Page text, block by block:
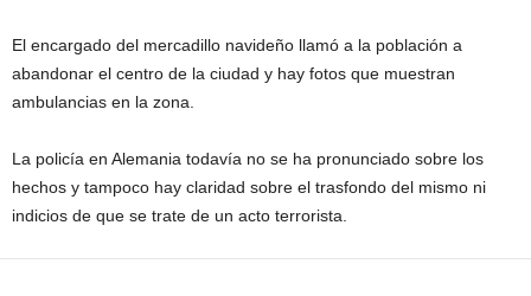
El encargado del mercadillo navideño llamó a la población a
abandonar el centro de la ciudad y hay fotos que muestran
ambulancias en la zona.
La policía en Alemania todavía no se ha pronunciado sobre los
hechos y tampoco hay claridad sobre el trasfondo del mismo ni
indicios de que se trate de un acto terrorista.